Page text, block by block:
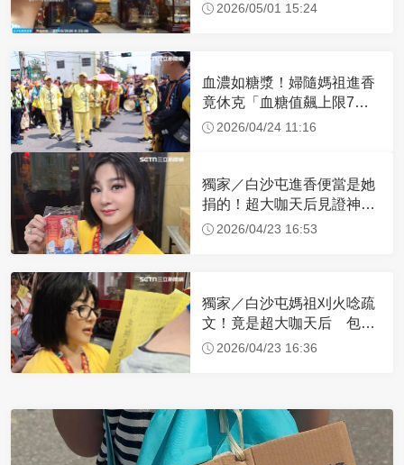
2026/05/01 15:24
血濃如糖漿！婦隨媽祖進香
竟休克「血糖值飆上限7
倍」 醫曝原因
2026/04/24 11:16
獨家／白沙屯進香便當是她
捐的！超大咖天后見證神
蹟 一靠近媽祖就爆哭
2026/04/23 16:53
獨家／白沙屯媽祖刈火唸疏
文！竟是超大咖天后 包尿
布忍尿5小時不喊累
2026/04/23 16:36